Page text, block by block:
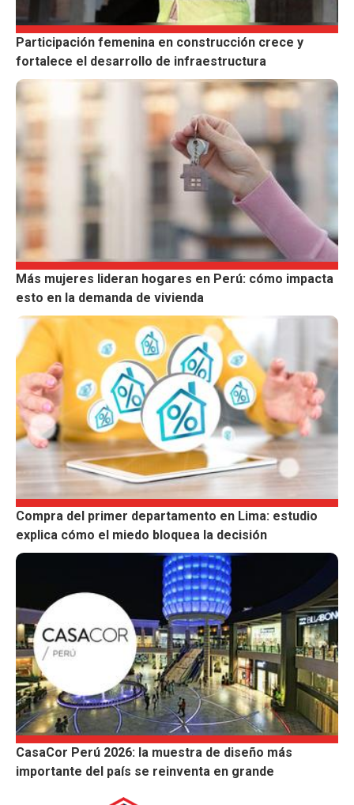
Participación femenina en construcción crece y
fortalece el desarrollo de infraestructura
Más mujeres lideran hogares en Perú: cómo impacta
esto en la demanda de vivienda
Compra del primer departamento en Lima: estudio
explica cómo el miedo bloquea la decisión
CasaCor Perú 2026: la muestra de diseño más
importante del país se reinventa en grande